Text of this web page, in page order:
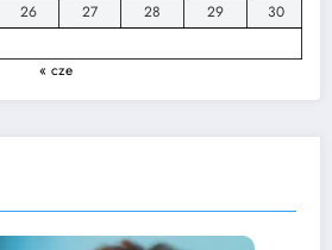
26 27 28 29
30
« cze